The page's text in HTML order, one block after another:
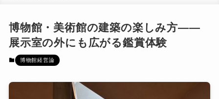
博物館・美術館の建築の楽しみ方――
展示室の外にも広がる鑑賞体験
博物館経営論